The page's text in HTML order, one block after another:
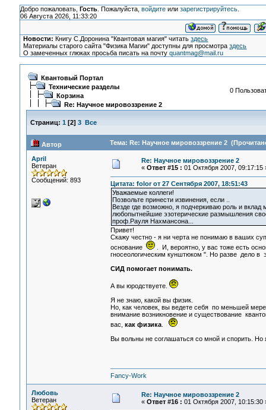
Добро пожаловать, Гость. Пожалуйста, войдитеили зарегистрируйтесь.
06 Августа 2026, 11:33:20
Новости: Книгу С.Доронина "Квантовая магия" читатьздесь
Материалы старого сайта "Физика Магии" доступны для просмотраздесь
О замеченных глюках просьба писать на почтуquantmag@mail.ru
Квантовый Портал
Технические разделы
Корзина
Re: Научное мировоззрение 2
0
Страниц: 1 [2] 3 Все
Автор Тема: Re: Научное мировоззрение 2
April
Ветеран
Сообщений: 893
Re: Научное мировоззрение 2
« Ответ #15 : 01 Октября 2007, 09:17:15
Цитата: folor от 27 Сентября 2007, 18:51:43
Уважаемые коллеги!
Позвольте принести извинения, если ..
Везде где возможно, я подчеркиваю роль и вклад
любопытнейшие эзотерические размышления
проф.Рауля Нахмансона...
Привет!
Скажу честно - я ни черта не понимаю в ваших
основание
. И, вероятно, у вас тоже есть
гносеологическим кунштюком ". Но разве дело в
СИД помогает понимать.
А вы юродствуете.
Я не знаю, какой вы физик.
Но, как человек, вы ведете себя по меньшей
внимание возникновение и существование
вас, как физика.
Вы вольны не соглашаться со мной и спорить.
Fancy-Work
Любовь
Ветеран
Re: Научное мировоззрение 2
« Ответ #16 : 01 Октября 2007, 10:15:30